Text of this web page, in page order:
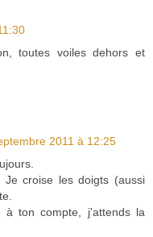
toutes voiles dehors et
2011 à 12:25
croise les doigts (aussi
ton compte, j'attends la